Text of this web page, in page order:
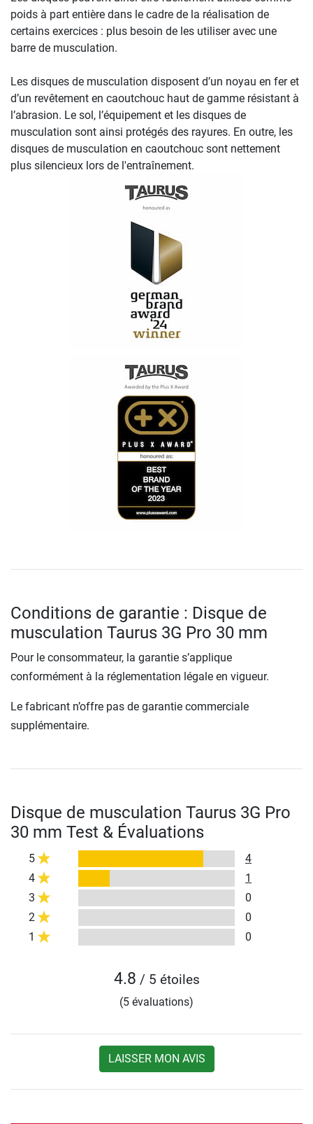
poids à part entière dans le cadre de la réalisation de
certains exercices : plus besoin de les utiliser avec une
barre de musculation.
Les disques de musculation disposent d’un noyau en fer et
d’un revêtement en caoutchouc haut de gamme résistant à
l’abrasion. Le sol, l’équipement et les disques de
musculation sont ainsi protégés des rayures. En outre, les
disques de musculation en caoutchouc sont nettement
plus silencieux lors de l'entraînement.
Conditions de garantie : Disque de
musculation Taurus 3G Pro 30 mm
Pour le consommateur, la garantie s’applique
conformément à la réglementation légale en vigueur.
Le fabricant n’offre pas de garantie commerciale
supplémentaire.
Disque de musculation Taurus 3G Pro
30 mm Test & Évaluations
5
4
4
1
3
0
2
0
1
0
4.8 / 5 étoiles
(5 évaluations)
LAISSER MON AVIS